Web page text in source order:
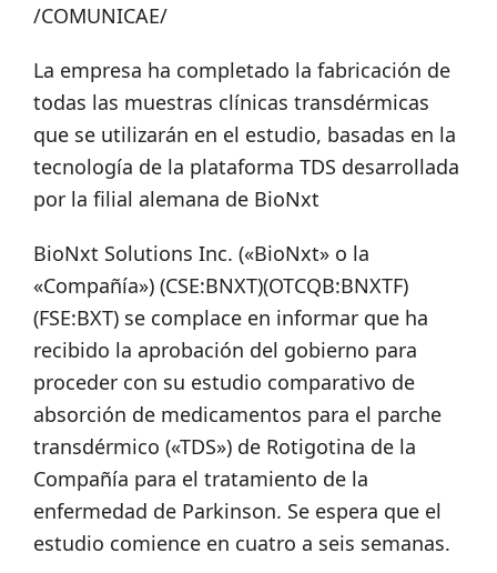
/COMUNICAE/
La empresa ha completado la fabricación de
todas las muestras clínicas transdérmicas
que se utilizarán en el estudio, basadas en la
tecnología de la plataforma TDS desarrollada
por la filial alemana de BioNxt
BioNxt Solutions Inc. («BioNxt» o la
«Compañía») (CSE:BNXT)(OTCQB:BNXTF)
(FSE:BXT) se complace en informar que ha
recibido la aprobación del gobierno para
proceder con su estudio comparativo de
absorción de medicamentos para el parche
transdérmico («TDS») de Rotigotina de la
Compañía para el tratamiento de la
enfermedad de Parkinson. Se espera que el
estudio comience en cuatro a seis semanas.